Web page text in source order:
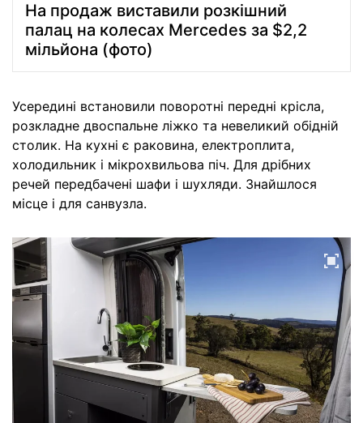
На продаж виставили розкішний
палац на колесах Mercedes за $2,2
мільйона (фото)
Усередині встановили поворотні передні крісла,
розкладне двоспальне ліжко та невеликий обідній
столик. На кухні є раковина, електроплита,
холодильник і мікрохвильова піч. Для дрібних
речей передбачені шафи і шухляди. Знайшлося
місце і для санвузла.